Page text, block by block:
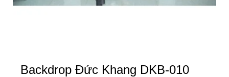
Backdrop Đức Khang DKB-010